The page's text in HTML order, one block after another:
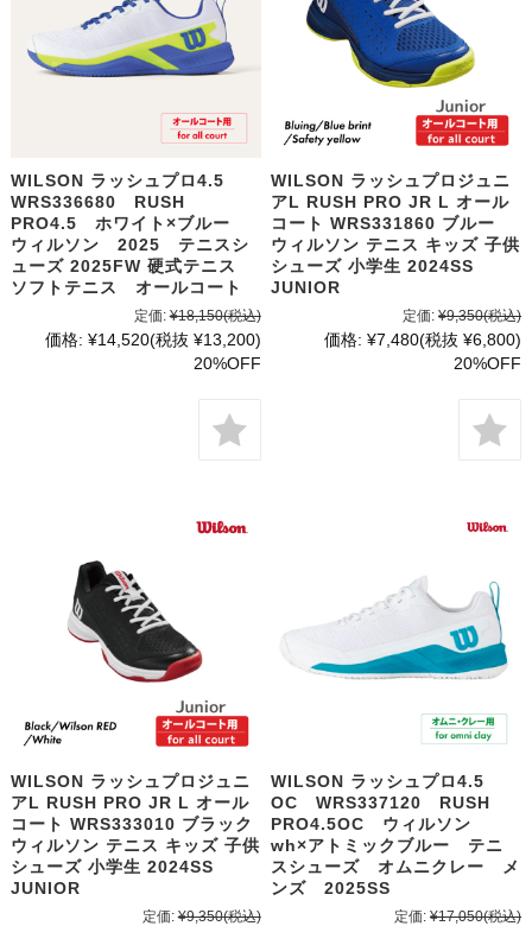
WILSON ラッシュプロ4.5
WRS336680 RUSH
PRO4.5 ホワイト×ブルー
ウィルソン 2025 テニスシ
ューズ 2025FW 硬式テニス
ソフトテニス オールコート
定価: ¥18,150(税込)
価格: ¥14,520(税抜 ¥13,200)
20%OFF
WILSON ラッシュプロジュニ
アL RUSH PRO JR L オール
コート WRS331860 ブルー
ウィルソン テニス キッズ 子供
シューズ 小学生 2024SS
JUNIOR
定価: ¥9,350(税込)
価格: ¥7,480(税抜 ¥6,800)
20%OFF
WILSON ラッシュプロジュニ
アL RUSH PRO JR L オール
コート WRS333010 ブラック
ウィルソン テニス キッズ 子供
シューズ 小学生 2024SS
JUNIOR
定価: ¥9,350(税込)
WILSON ラッシュプロ4.5
OC WRS337120 RUSH
PRO4.5OC ウィルソン
wh×アトミックブルー テニ
スシューズ オムニクレー メ
ンズ 2025SS
定価: ¥17,050(税込)